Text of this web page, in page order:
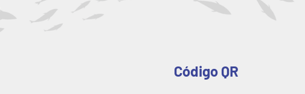
Código QR